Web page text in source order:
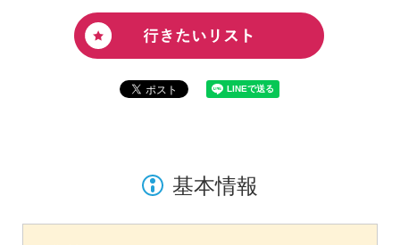
基本情報